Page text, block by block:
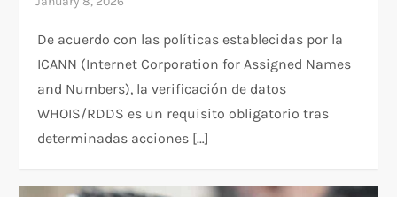
De acuerdo con las políticas establecidas por la
ICANN (Internet Corporation for Assigned Names
and Numbers), la verificación de datos
WHOIS/RDDS es un requisito obligatorio tras
determinadas acciones […]